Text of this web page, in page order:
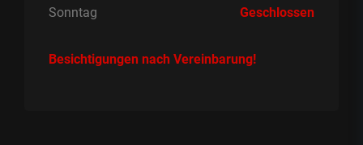
Sonntag Geschlossen
Besichtigungen nach Vereinbarung!